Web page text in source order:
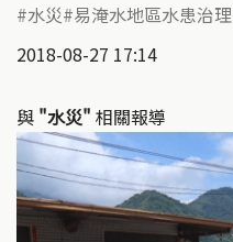
水災 易淹水地區水患治理
2018-08-27 17:14
與 "水災" 相關報導